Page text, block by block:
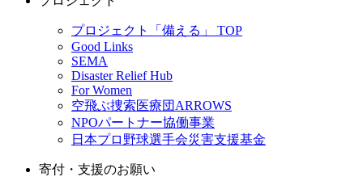
プロジェクト「備える」 TOP
Good Links
SEMA
Disaster Relief Hub
For Women
空飛ぶ捜索医療団ARROWS
NPOパートナー協働事業
日本プロ野球選手会災害支援基金
寄付・支援のお願い